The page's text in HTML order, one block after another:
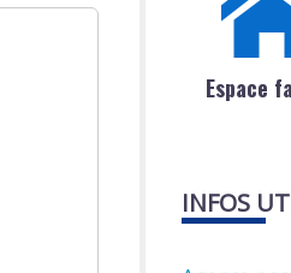
Espace
INFOS